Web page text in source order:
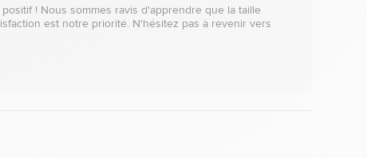
! Nous sommes ravis d'apprendre que la taille
est notre priorité. N'hésitez pas à revenir vers